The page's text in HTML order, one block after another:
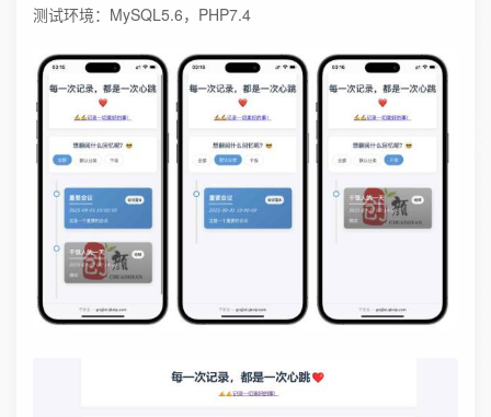
测试环境：MySQL5.6，PHP7.4